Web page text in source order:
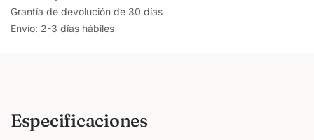
Grantía de devolución de 30 días
Envío: 2-3 días hábiles
Especificaciones